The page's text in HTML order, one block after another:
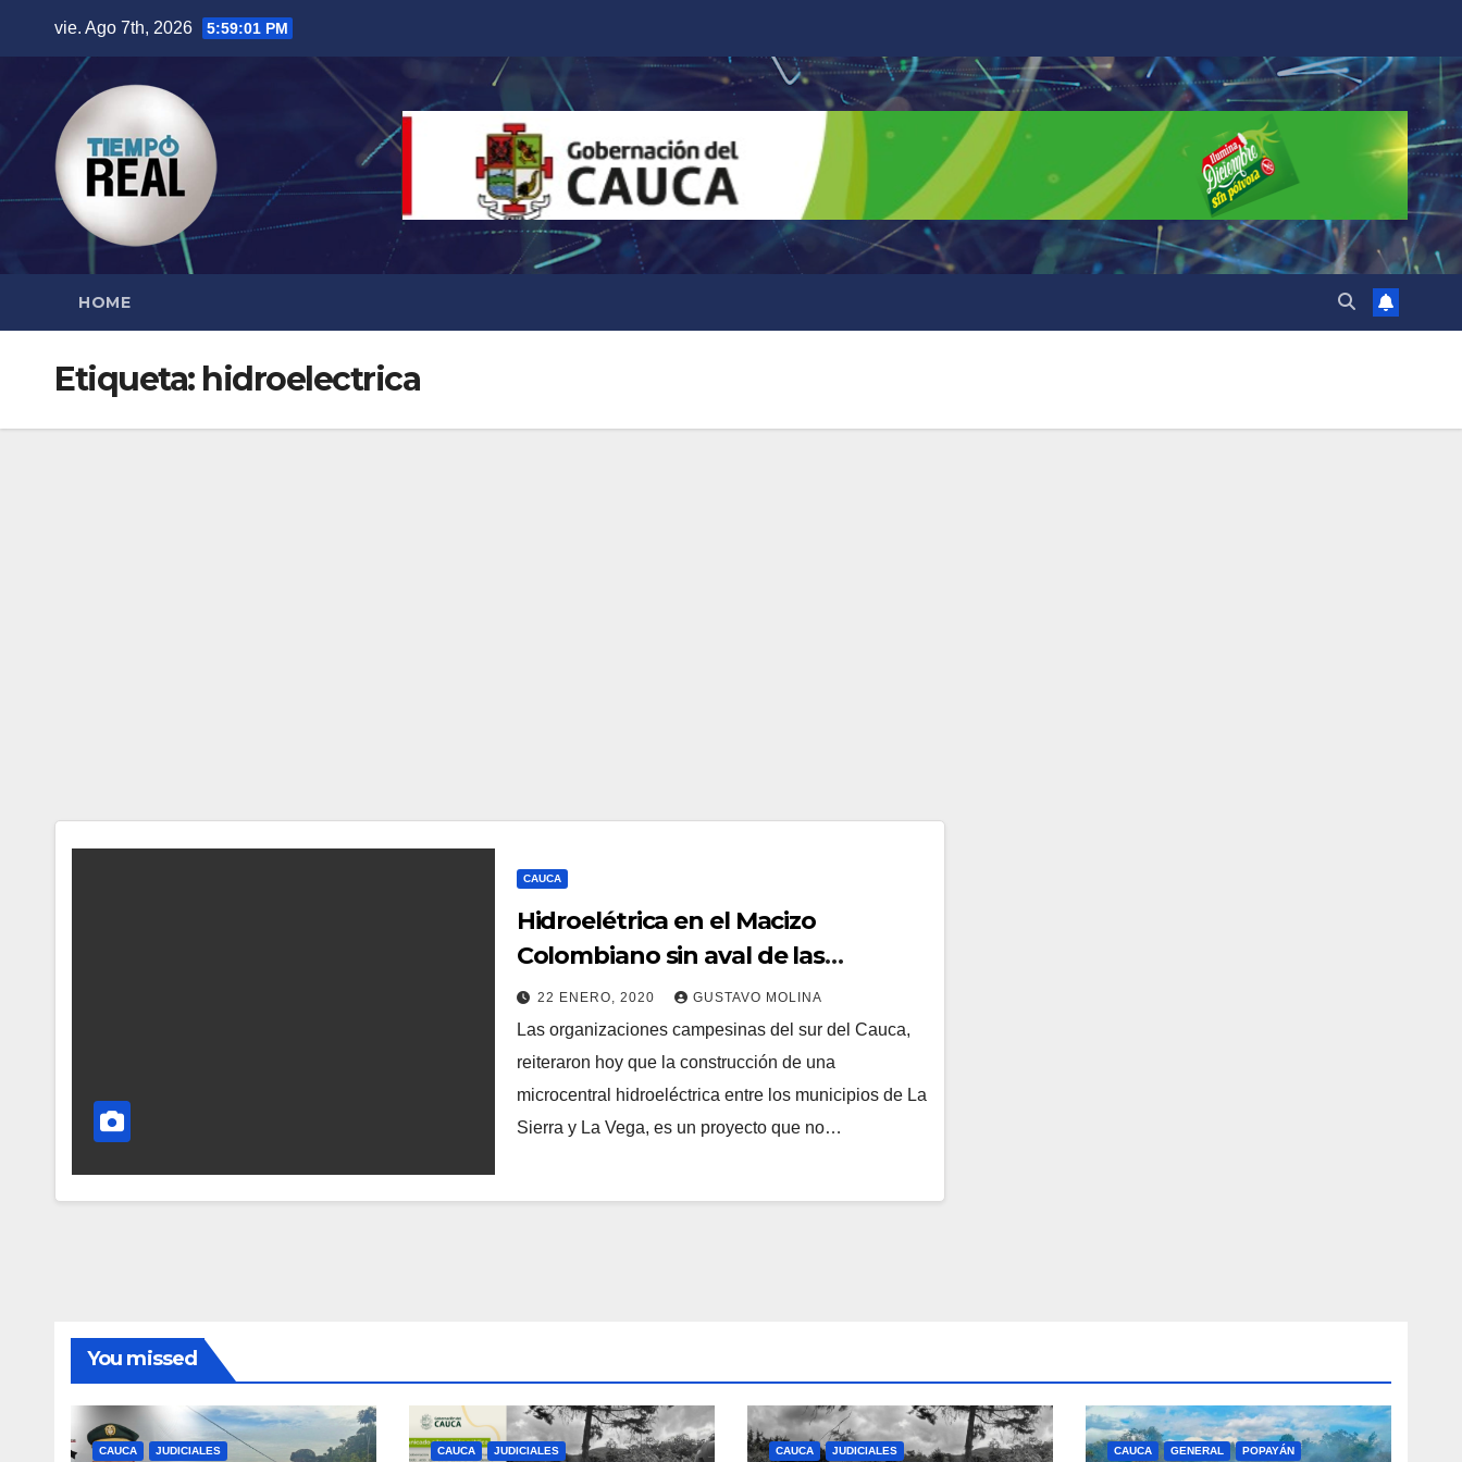
contenido
vie. Ago 7th, 2026 5:59:02 PM
HOME
Etiqueta: hidroelectrica
CAUCA
Hidroelétrica en el Macizo
Colombiano sin aval de las
comunidades
22 ENERO, 2020 GUSTAVO MOLINA
Las organizaciones campesinas del sur del Cauca,
reiteraron hoy que la construcción de una
microcentral hidroeléctrica entre los municipios de La
Sierra y La Vega, es un proyecto que no…
You missed
CAUCA JUDICIALES CAUCA JUDICIALES CAUCA JUDICIALES CAUCA GENERAL POPAYÁN